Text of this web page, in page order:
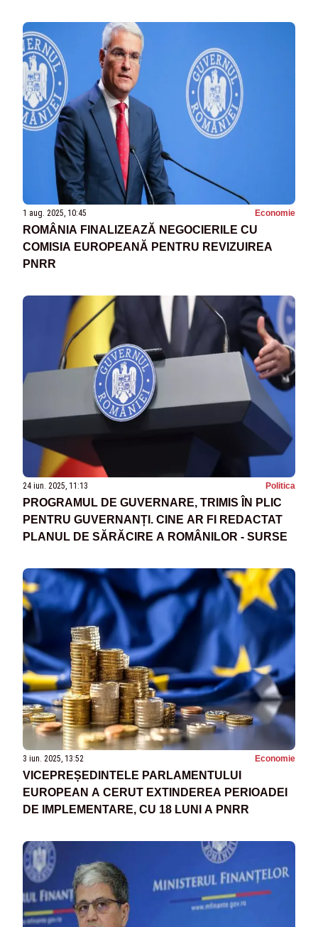
1 aug. 2025, 10:45 Economie
ROMÂNIA FINALIZEAZĂ NEGOCIERILE CU
COMISIA EUROPEANĂ PENTRU REVIZUIREA
PNRR
24 iun. 2025, 11:13 Politica
PROGRAMUL DE GUVERNARE, TRIMIS ÎN PLIC
PENTRU GUVERNANȚI. CINE AR FI REDACTAT
PLANUL DE SĂRĂCIRE A ROMÂNILOR - SURSE
3 iun. 2025, 13:52 Economie
VICEPREȘEDINTELE PARLAMENTULUI
EUROPEAN A CERUT EXTINDEREA PERIOADEI
DE IMPLEMENTARE, CU 18 LUNI A PNRR